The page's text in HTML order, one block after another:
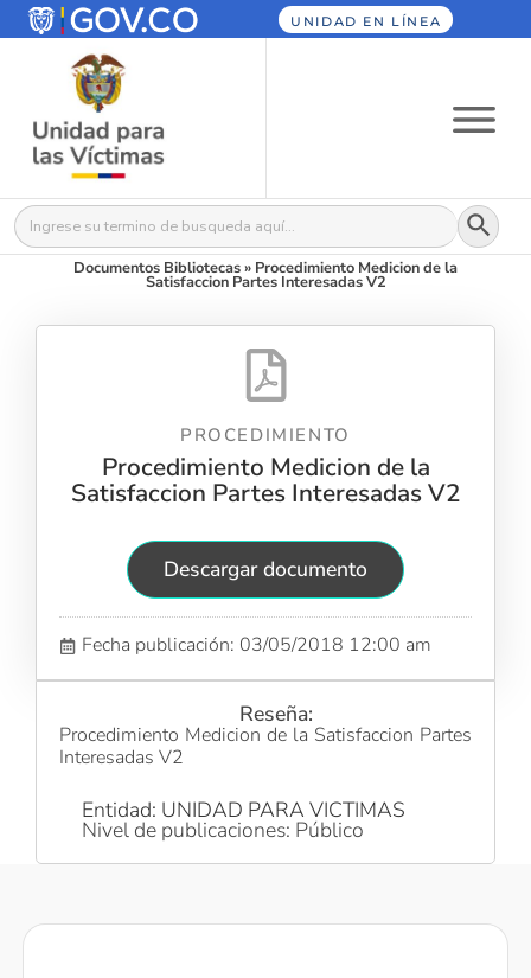
UNIDAD EN LÍNEA
Buscar: Botón
Documentos Bibliotecas» Procedimiento Medicion de la
Satisfaccion Partes Interesadas V2
PROCEDIMIENTO
Procedimiento Medicion de la
Satisfaccion Partes Interesadas V2
Descargar documento
Fecha publicación: 03/05/2018 12:00 am
Reseña:
Procedimiento Medicion de la Satisfaccion Partes
Interesadas V2
Entidad: UNIDAD PARA VICTIMAS
Nivel de publicaciones: Público